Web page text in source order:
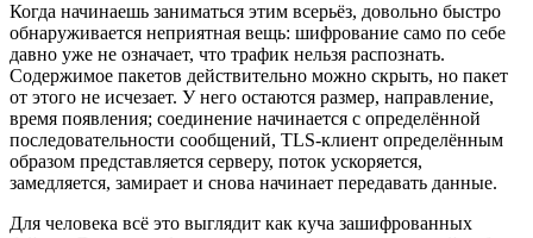
Когда начинаешь заниматься этим всерьёз, довольно быстро
обнаруживается неприятная вещь: шифрование само по себе
давно уже не означает, что трафик нельзя распознать.
Содержимое пакетов действительно можно скрыть, но пакет
от этого не исчезает. У него остаются размер, направление,
время появления; соединение начинается с определённой
последовательности сообщений, TLS-клиент определённым
образом представляется серверу, поток ускоряется,
замедляется, замирает и снова начинает передавать данные.
Для человека всё это выглядит как куча зашифрованных